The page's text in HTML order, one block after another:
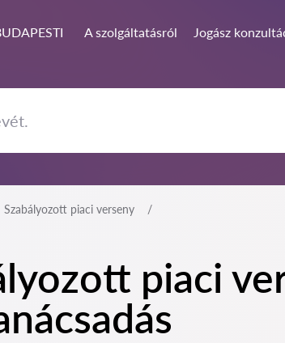
A szolgáltatásról Jogász
Szabályozott piaci verseny
piaci